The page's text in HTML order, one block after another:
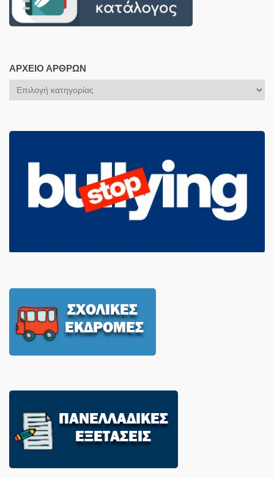
ΑΡΧΕΊΟ ΆΡΘΡΩΝ
Αρχείο
Άρθρων